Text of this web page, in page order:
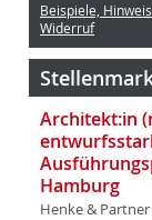
Beispiele,
Widerruf
Architekt:in
Hamburg
Henke & Partner